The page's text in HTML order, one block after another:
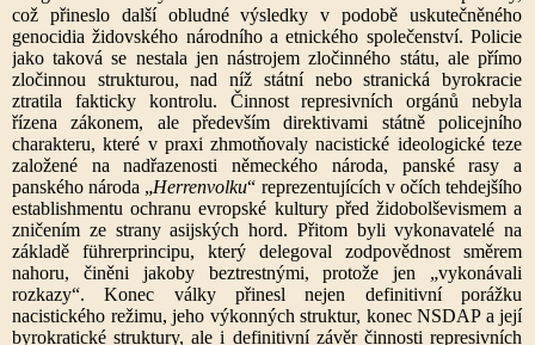
což přineslo další obludné výsledky v podobě uskutečněného
genocidia židovského národního a etnického společenství. Policie
jako taková se nestala jen nástrojem zločinného státu, ale přímo
zločinnou strukturou, nad níž státní nebo stranická byrokracie
ztratila fakticky kontrolu. Činnost represivních orgánů nebyla
řízena zákonem, ale především direktivami státně policejního
charakteru, které v praxi zhmotňovaly nacistické ideologické teze
založené na nadřazenosti německého národa, panské rasy a
panského národa „Herrenvolku“ reprezentujících v očích tehdejšího
establishmentu ochranu evropské kultury před židobolševismem a
zničením ze strany asijských hord. Přitom byli vykonavatelé na
základě führerprincipu, který delegoval zodpovědnost směrem
nahoru, činěni jakoby beztrestnými, protože jen „vykonávali
rozkazy“. Konec války přinesl nejen definitivní porážku
nacistického režimu, jeho výkonných struktur, konec NSDAP a její
byrokratické struktury, ale i definitivní závěr činnosti represivních